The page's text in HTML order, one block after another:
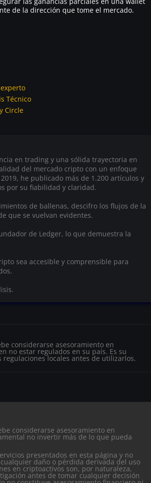
de la dirección que tome el mercado.
Técnico
Circle
en trading y una sólida trayectoria en
del mercado cripto con un enfoque
he publicado más de 1.200 artículos y
por su fiabilidad y claridad.
de ballenas, descifro los flujos de la
que se vuelvan evidentes.
de Ledger, lo que demuestra la
sea accesible y comprensible para
considerarse asesoramiento en
no estar regulados en su país. Es su
locales antes de utilizarlos.
considerarse asesoramiento en
no invertir más de lo que pueda
presentados en esta página y no
daño o pérdida derivada del uso
en criptoactivos son, por naturaleza,
antes de tomar cualquier decisión